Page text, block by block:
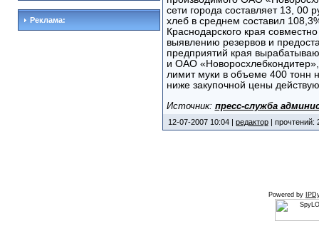
Реклама:
сети города составляет 13, 00
хлеб в среднем составил
Краснодарского края
выявлению резервов и
предприятий края
и ОАО
лимит муки в объеме 400 тонн
ниже закупочной цены
Источник: пресс-служба
12-07-2007 10:04 | редактор| прочтений:
Powered by